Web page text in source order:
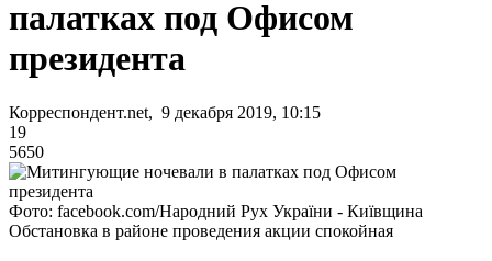
палатках под Офисом
президента
Корреспондент.net, 9 декабря 2019, 10:15
19
5650
Фото: facebook.com/Народний Рух України - Київщина
Обстановка в районе проведения акции спокойная